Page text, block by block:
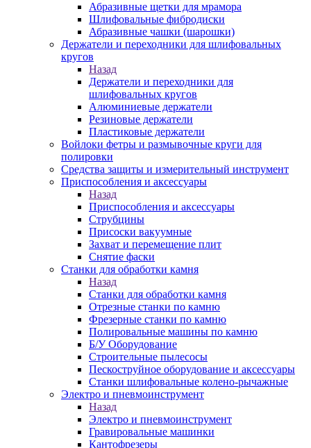
Абразивные щетки для мрамора
Шлифовальные фибродиски
Абразивные чашки (шарошки)
Держатели и переходники для шлифовальных
кругов
Назад
Держатели и переходники для
шлифовальных кругов
Алюминиевые держатели
Резиновые держатели
Пластиковые держатели
Войлоки фетры и размывочные круги для
полировки
Средства защиты и измерительный инструмент
Приспособления и аксессуары
Назад
Приспособления и аксессуары
Струбцины
Присоски вакуумные
Захват и перемещение плит
Снятие фаски
Станки для обработки камня
Назад
Станки для обработки камня
Отрезные станки по камню
Фрезерные станки по камню
Полировальные машины по камню
Б/У Оборудование
Строительные пылесосы
Пескоструйное оборудование и аксессуары
Станки шлифовальные колено-рычажные
Электро и пневмоинструмент
Назад
Электро и пневмоинструмент
Гравировальные машинки
Кантофрезеры